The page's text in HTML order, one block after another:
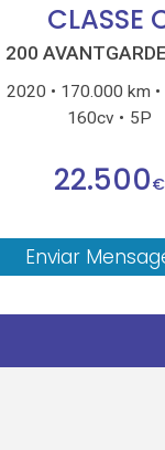
CLASSE
200
2020 170.000 km
160cv
5P
22.500€
Enviar